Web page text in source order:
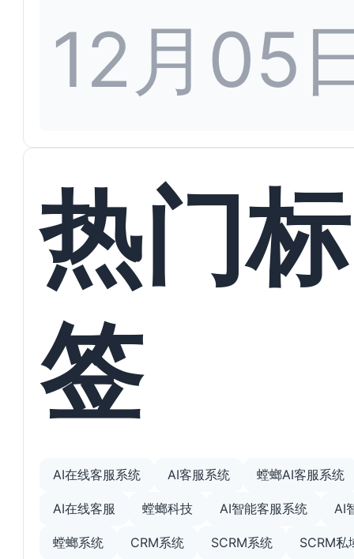
12月05
热门标
签
AI在线客服系统 AI客服系统 螳螂AI客服系统
AI在线客服 螳螂科技 AI智能客服系统 AI
螳螂系统 CRM系统 SCRM系统 SCRM私